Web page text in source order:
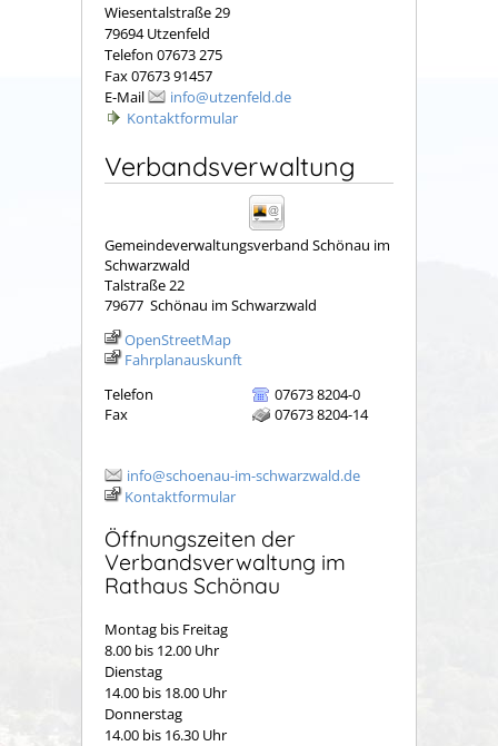
Wiesentalstraße 29
79694 Utzenfeld
Telefon 07673 275
Fax 07673 91457
E-Mail
info@utzenfeld.de
Kontaktformular
Verbandsverwaltung
Gemeindeverwaltungsverband Schönau im
Schwarzwald
Talstraße 22
79677 Schönau im Schwarzwald
OpenStreetMap
Fahrplanauskunft
Telefon
07673 8204-0
Fax
07673 8204-14
info@schoenau-im-schwarzwald.de
Kontaktformular
Öffnungszeiten der
Verbandsverwaltung im
Rathaus Schönau
Montag bis Freitag
8.00 bis 12.00 Uhr
Dienstag
14.00 bis 18.00 Uhr
Donnerstag
14.00 bis 16.30 Uhr